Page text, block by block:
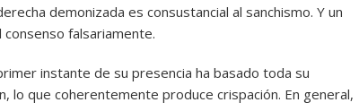
demonizada es consustancial al sanchismo. Y un
falsariamente.
instante de su presencia ha basado toda su
lo que coherentemente produce crispación. En general,